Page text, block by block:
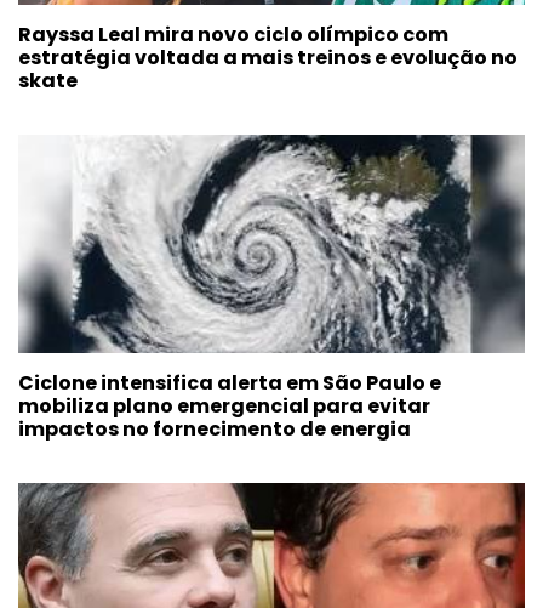
Rayssa Leal mira novo ciclo olímpico com
estratégia voltada a mais treinos e evolução no
skate
Ciclone intensifica alerta em São Paulo e
mobiliza plano emergencial para evitar
impactos no fornecimento de energia